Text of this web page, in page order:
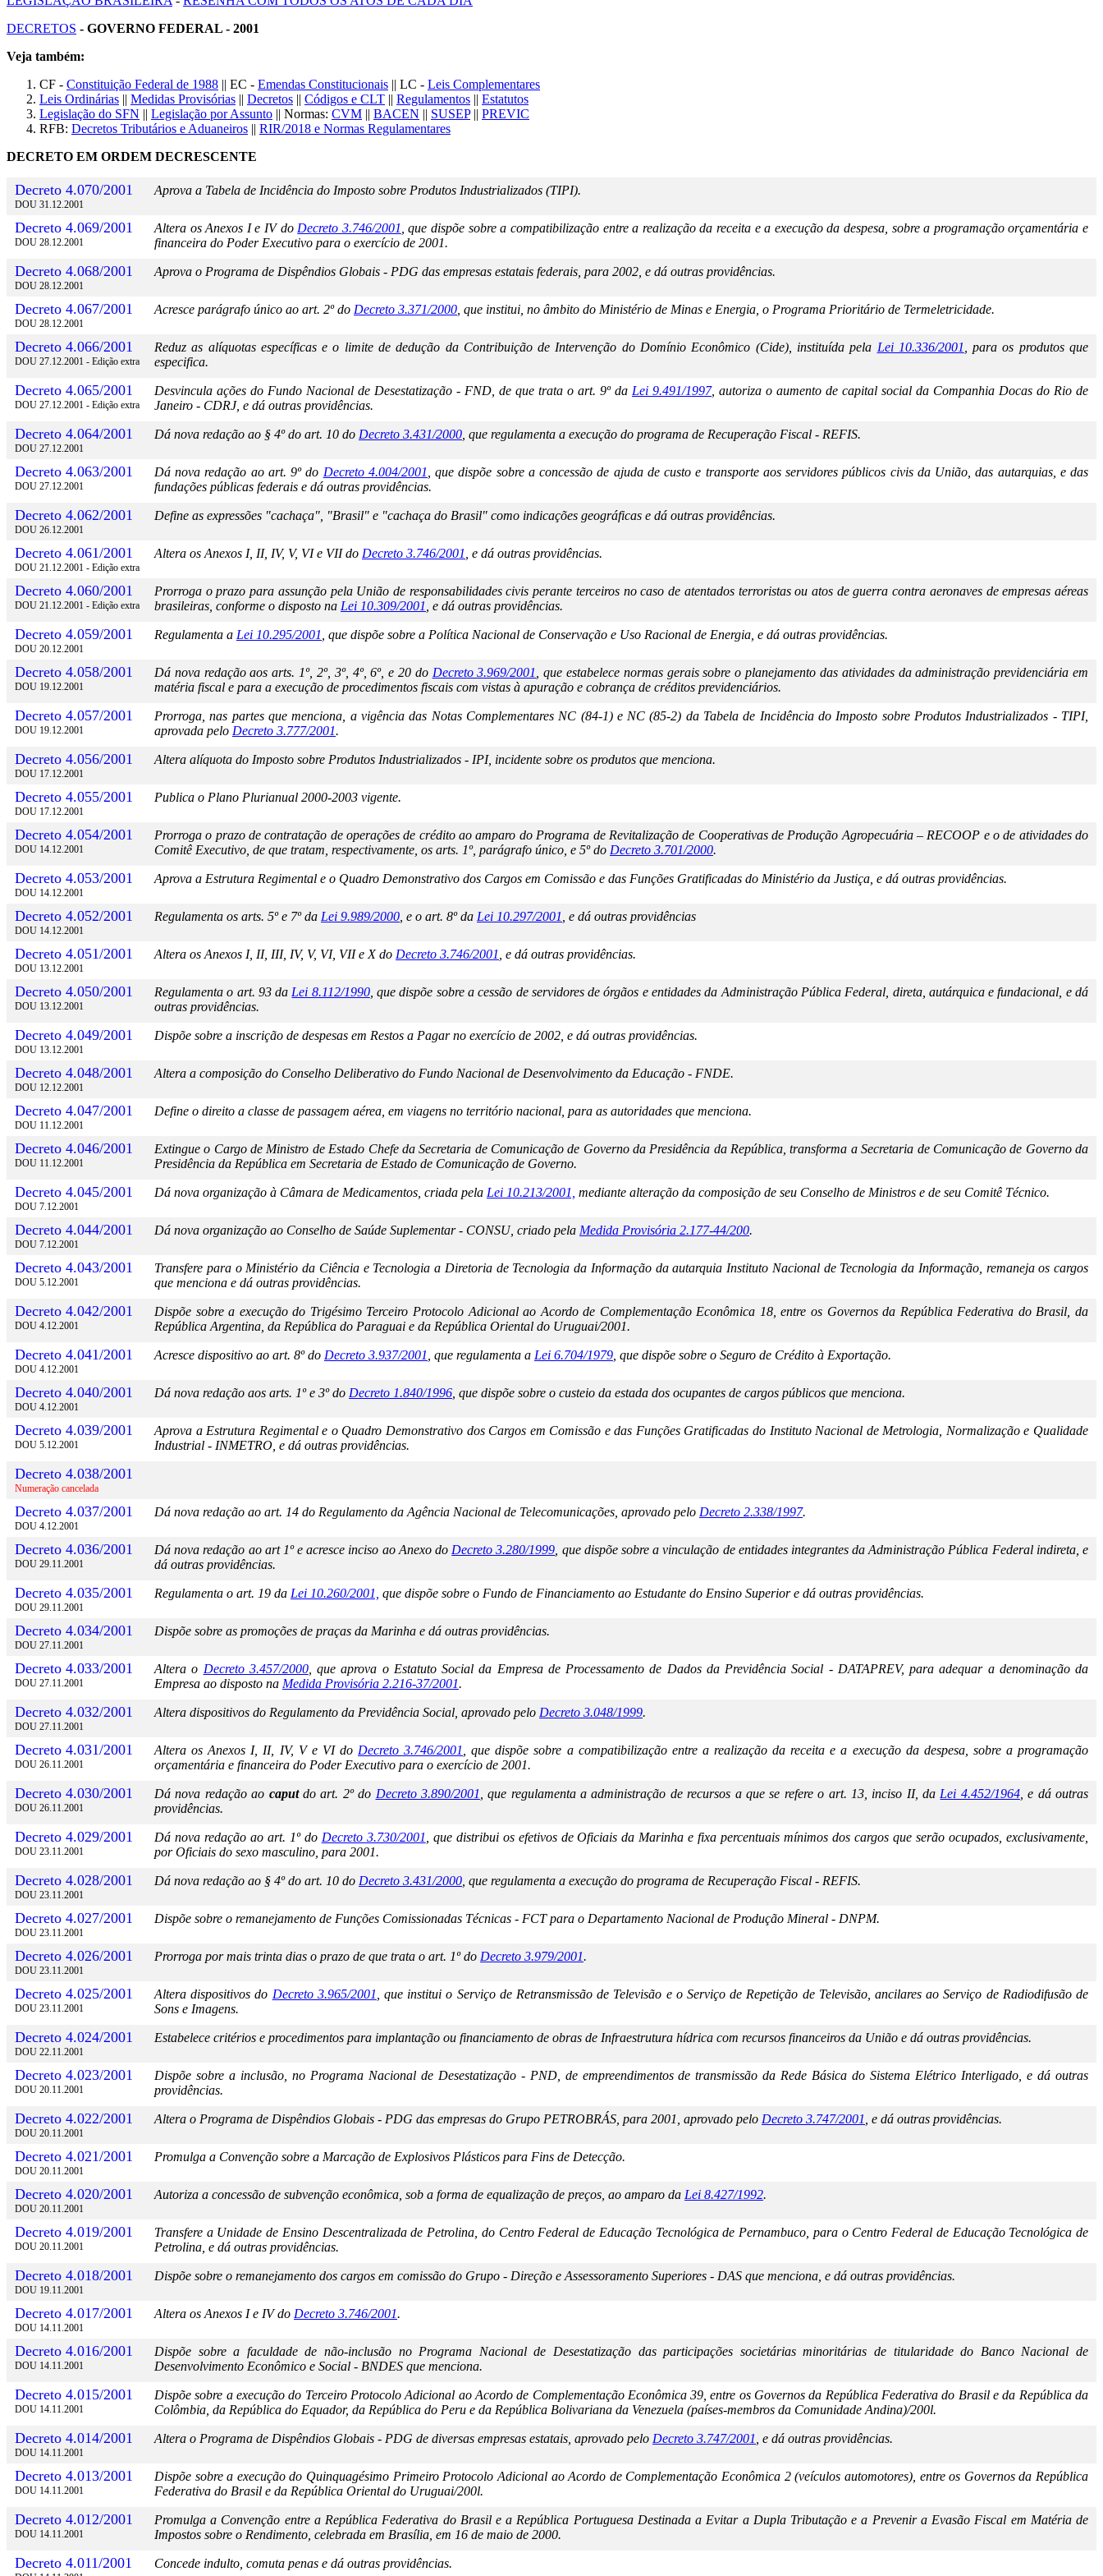
DECRETOS - GOVERNO FEDERAL - 2001
Veja também:
CF - Constituição Federal de 1988 || EC - Emendas Constitucionais || LC - Leis Complementares
Leis Ordinárias || Medidas Provisórias || Decretos || Códigos e CLT || Regulamentos || Estatutos
Legislação do SFN || Legislação por Assunto || Normas: CVM || BACEN || SUSEP|| PREVIC
RFB: Decretos Tributários e Aduaneiros || RIR/2018 e Normas Regulamentares
DECRETO EM ORDEM DECRESCENTE
Decreto 4.070/2001
DOU 31.12.2001
Aprova a Tabela de Incidência do Imposto sobre Produtos Industrializados (TIPI).
Decreto 4.069/2001
DOU 28.12.2001
Altera os Anexos I e IV do Decreto 3.746/2001 , que dispõe sobre a compatibilização entre a realização da receita e a execução da despesa, sobre a programação orçamentária e
financeira do Poder Executivo para o exercício de 2001.
Decreto 4.068/2001
DOU 28.12.2001
Aprova o Programa de Dispêndios Globais - PDG das empresas estatais federais, para 2002, e dá outras providências.
Decreto 4.067/2001
DOU 28.12.2001
Acresce parágrafo único ao art. 2º do Decreto 3.371/2000 , que institui, no âmbito do Ministério de Minas e Energia, o Programa Prioritário de Termeletricidade.
Decreto 4.066/2001
DOU 27.12.2001 - Edição extra
Reduz as alíquotas específicas e o limite de dedução da Contribuição de Intervenção do Domínio Econômico (Cide), instituída pela Lei 10.336/2001
, para os produtos que
especifica.
Decreto 4.065/2001
DOU 27.12.2001 - Edição extra
Desvincula ações do Fundo Nacional de Desestatização - FND, de que trata o art. 9º da Lei 9.491/1997, autoriza o aumento de capital social da Companhia Docas do Rio de
Janeiro - CDRJ, e dá outras providências.
Decreto 4.064/2001
DOU 27.12.2001
Dá nova redação ao § 4º do art. 10 do Decreto 3.431/2000 , que regulamenta a execução do programa de Recuperação Fiscal - REFIS.
Decreto 4.063/2001
DOU 27.12.2001
Dá nova redação ao art. 9º do Decreto 4.004/2001
, que dispõe sobre a concessão de ajuda de custo e transporte aos servidores públicos civis da União, das autarquias, e das
fundações públicas federais e dá outras providências.
Decreto 4.062/2001
DOU 26.12.2001
Define as expressões "cachaça", "Brasil" e "cachaça do Brasil" como indicações geográficas e dá outras providências.
Decreto 4.061/2001
DOU 21.12.2001 - Edição extra
Altera os Anexos I, II, IV, V, VI e VII do Decreto 3.746/2001 , e dá outras providências.
Decreto 4.060/2001
DOU 21.12.2001 - Edição extra
Prorroga o prazo para assunção pela União de responsabilidades civis perante terceiros no caso de atentados terroristas ou atos de guerra contra aeronaves de empresas aéreas
brasileiras, conforme o disposto na Lei 10.309/2001 , e dá outras providências.
Decreto 4.059/2001
DOU 20.12.2001
Regulamenta a Lei 10.295/2001 , que dispõe sobre a Política Nacional de Conservação e Uso Racional de Energia, e dá outras providências.
Decreto 4.058/2001
DOU 19.12.2001
Dá nova redação aos arts. 1º, 2º, 3º, 4º, 6º, e 20 do Decreto 3.969/2001
, que estabelece normas gerais sobre o planejamento das atividades da administração previdenciária em
matéria fiscal e para a execução de procedimentos fiscais com vistas à apuração e cobrança de créditos previdenciários.
Decreto 4.057/2001
DOU 19.12.2001
Prorroga, nas partes que menciona, a vigência das Notas Complementares NC (84-1) e NC (85-2) da Tabela de Incidência do Imposto sobre Produtos Industrializados - TIPI,
aprovada pelo Decreto 3.777/2001.
Decreto 4.056/2001
DOU 17.12.2001
Altera alíquota do Imposto sobre Produtos Industrializados - IPI, incidente sobre os produtos que menciona.
Decreto 4.055/2001
DOU 17.12.2001
Publica o Plano Plurianual 2000-2003 vigente.
Decreto 4.054/2001
DOU 14.12.2001
Prorroga o prazo de contratação de operações de crédito ao amparo do Programa de Revitalização de Cooperativas de Produção Agropecuária – RECOOP e o de atividades do
Comitê Executivo, de que tratam, respectivamente, os arts. 1º, parágrafo único, e 5º do Decreto 3.701/2000.
Decreto 4.053/2001
DOU 14.12.2001
Aprova a Estrutura Regimental e o Quadro Demonstrativo dos Cargos em Comissão e das Funções Gratificadas do Ministério da Justiça, e dá outras providências.
Decreto 4.052/2001
DOU 14.12.2001
Regulamenta os arts. 5º e 7º da Lei 9.989/2000 , e o art. 8º da Lei 10.297/2001 , e dá outras providências
Decreto 4.051/2001
DOU 13.12.2001
Altera os Anexos I, II, III, IV, V, VI, VII e X do Decreto 3.746/2001 , e dá outras providências.
Decreto 4.050/2001
DOU 13.12.2001
Regulamenta o art. 93 da Lei 8.112/1990, que dispõe sobre a cessão de servidores de órgãos e entidades da Administração Pública Federal, direta, autárquica e fundacional, e dá
outras providências.
Decreto 4.049/2001
DOU 13.12.2001
Dispõe sobre a inscrição de despesas em Restos a Pagar no exercício de 2002, e dá outras providências.
Decreto 4.048/2001
DOU 12.12.2001
Altera a composição do Conselho Deliberativo do Fundo Nacional de Desenvolvimento da Educação - FNDE.
Decreto 4.047/2001
DOU 11.12.2001
Define o direito a classe de passagem aérea, em viagens no território nacional, para as autoridades que menciona.
Decreto 4.046/2001
DOU 11.12.2001
Extingue o Cargo de Ministro de Estado Chefe da Secretaria de Comunicação de Governo da Presidência da República, transforma a Secretaria de Comunicação de Governo da
Presidência da República em Secretaria de Estado de Comunicação de Governo.
Decreto 4.045/2001
DOU 7.12.2001
Dá nova organização à Câmara de Medicamentos, criada pela Lei 10.213/2001, mediante alteração da composição de seu Conselho de Ministros e de seu Comitê Técnico.
Decreto 4.044/2001
DOU 7.12.2001
Dá nova organização ao Conselho de Saúde Suplementar - CONSU, criado pela Medida Provisória 2.177-44/200.
Decreto 4.043/2001
DOU 5.12.2001
Transfere para o Ministério da Ciência e Tecnologia a Diretoria de Tecnologia da Informação da autarquia Instituto Nacional de Tecnologia da Informação, remaneja os cargos
que menciona e dá outras providências.
Decreto 4.042/2001
DOU 4.12.2001
Dispõe sobre a execução do Trigésimo Terceiro Protocolo Adicional ao Acordo de Complementação Econômica 18, entre os Governos da República Federativa do Brasil, da
República Argentina, da República do Paraguai e da República Oriental do Uruguai/2001.
Decreto 4.041/2001
DOU 4.12.2001
Acresce dispositivo ao art. 8ºdo Decreto 3.937/2001 , que regulamenta a Lei 6.704/1979 , que dispõe sobre o Seguro de Crédito à Exportação.
Decreto 4.040/2001
DOU 4.12.2001
Dá nova redação aos arts. 1º e 3º do Decreto 1.840/1996 , que dispõe sobre o custeio da estada dos ocupantes de cargos públicos que menciona.
Decreto 4.039/2001
DOU 5.12.2001
Aprova a Estrutura Regimental e o Quadro Demonstrativo dos Cargos em Comissão e das Funções Gratificadas do Instituto Nacional de Metrologia, Normalização e Qualidade
Industrial - INMETRO, e dá outras providências.
Decreto 4.038/2001
Numeração cancelada
Decreto 4.037/2001
DOU 4.12.2001
Dá nova redação ao art. 14 do Regulamento da Agência Nacional de Telecomunicações, aprovado pelo Decreto 2.338/1997.
Decreto 4.036/2001
DOU 29.11.2001
Dá nova redação ao art 1º e acresce inciso ao Anexo do Decreto 3.280/1999 , que dispõe sobre a vinculação de entidades integrantes da Administração Pública Federal indireta, e
dá outras providências.
Decreto 4.035/2001
DOU 29.11.2001
Regulamenta o art. 19 da Lei 10.260/2001, que dispõe sobre o Fundo de Financiamento ao Estudante do Ensino Superior e dá outras providências.
Decreto 4.034/2001
DOU 27.11.2001
Dispõe sobre as promoções de praças da Marinha e dá outras providências.
Decreto 4.033/2001
DOU 27.11.2001
Altera o Decreto 3.457/2000, que aprova o Estatuto Social da Empresa de Processamento de Dados da Previdência Social - DATAPREV, para adequar a denominação da
Empresa ao disposto na Medida Provisória 2.216-37/2001.
Decreto 4.032/2001
DOU 27.11.2001
Altera dispositivos do Regulamento da Previdência Social, aprovado pelo Decreto 3.048/1999.
Decreto 4.031/2001
DOU 26.11.2001
Altera os Anexos I, II, IV, V e VI do Decreto 3.746/2001
, que dispõe sobre a compatibilização entre a realização da receita e a execução da despesa, sobre a programação
orçamentária e financeira do Poder Executivo para o exercício de 2001.
Decreto 4.030/2001
DOU 26.11.2001
Dá nova redação ao caputdo art. 2º do Decreto 3.890/2001 , que regulamenta a administração de recursos a que se refere o art. 13, inciso II, da Lei 4.452/1964, e dá outras
providências.
Decreto 4.029/2001
DOU 23.11.2001
Dá nova redação ao art. 1º do Decreto 3.730/2001
, que distribui os efetivos de Oficiais da Marinha e fixa percentuais mínimos dos cargos que serão ocupados, exclusivamente,
por Oficiais do sexo masculino, para 2001.
Decreto 4.028/2001
DOU 23.11.2001
Dá nova redação ao § 4º do art. 10 do Decreto 3.431/2000 , que regulamenta a execução do programa de Recuperação Fiscal - REFIS.
Decreto 4.027/2001
DOU 23.11.2001
Dispõe sobre o remanejamento de Funções Comissionadas Técnicas - FCT para o Departamento Nacional de Produção Mineral - DNPM.
Decreto 4.026/2001
DOU 23.11.2001
Prorroga por mais trinta dias o prazo de que trata o art. 1º do Decreto 3.979/2001.
Decreto 4.025/2001
DOU 23.11.2001
Altera dispositivos do Decreto 3.965/2001
, que institui o Serviço de Retransmissão de Televisão e o Serviço de Repetição de Televisão, ancilares ao Serviço de Radiodifusão de
Sons e Imagens.
Decreto 4.024/2001
DOU 22.11.2001
Estabelece critérios e procedimentos para implantação ou financiamento de obras de Infraestrutura hídrica com recursos financeiros da União e dá outras providências.
Decreto 4.023/2001
DOU 20.11.2001
Dispõe sobre a inclusão, no Programa Nacional de Desestatização - PND, de empreendimentos de transmissão da Rede Básica do Sistema Elétrico Interligado, e dá outras
providências.
Decreto 4.022/2001
DOU 20.11.2001
Altera o Programa de Dispêndios Globais - PDG das empresas do Grupo PETROBRÁS, para 2001, aprovado pelo Decreto 3.747/2001 , e dá outras providências.
Decreto 4.021/2001
DOU 20.11.2001
Promulga a Convenção sobre a Marcação de Explosivos Plásticos para Fins de Detecção.
Decreto 4.020/2001
DOU 20.11.2001
Autoriza a concessão de subvenção econômica, sob a forma de equalização de preços, ao amparo da Lei 8.427/1992.
Decreto 4.019/2001
DOU 20.11.2001
Transfere a Unidade de Ensino Descentralizada de Petrolina, do Centro Federal de Educação Tecnológica de Pernambuco, para o Centro Federal de Educação Tecnológica de
Petrolina, e dá outras providências.
Decreto 4.018/2001
DOU 19.11.2001
Dispõe sobre o remanejamento dos cargos em comissão do Grupo - Direção e Assessoramento Superiores - DAS que menciona, e dá outras providências.
Decreto 4.017/2001
DOU 14.11.2001
Altera os Anexos I e IV do Decreto 3.746/2001.
Decreto 4.016/2001
DOU 14.11.2001
Dispõe sobre a faculdade de não-inclusão no Programa Nacional de Desestatização das participações societárias minoritárias de titularidade do Banco Nacional de
Desenvolvimento Econômico e Social - BNDES que menciona.
Decreto 4.015/2001
DOU 14.11.2001
Dispõe sobre a execução do Terceiro Protocolo Adicional ao Acordo de Complementação Econômica 39, entre os Governos da República Federativa do Brasil e da República da
Colômbia, da República do Equador, da República do Peru e da República Bolivariana da Venezuela (países-membros da Comunidade Andina)/200l.
Decreto 4.014/2001
DOU 14.11.2001
Altera o Programa de Dispêndios Globais - PDG de diversas empresas estatais, aprovado pelo Decreto 3.747/2001 , e dá outras providências.
Decreto 4.013/2001
DOU 14.11.2001
Dispõe sobre a execução do Quinquagésimo Primeiro Protocolo Adicional ao Acordo de Complementação Econômica 2 (veículos automotores), entre os Governos da República
Federativa do Brasil e da República Oriental do Uruguai/200l.
Decreto 4.012/2001
DOU 14.11.2001
Promulga a Convenção entre a República Federativa do Brasil e a República Portuguesa Destinada a Evitar a Dupla Tributação e a Prevenir a Evasão Fiscal em Matéria de
Impostos sobre o Rendimento, celebrada em Brasília, em 16 de maio de 2000.
Decreto 4.011/2001 Concede indulto, comuta penas e dá outras providências.